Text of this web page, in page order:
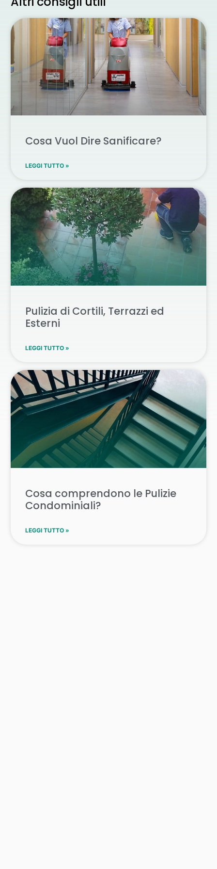
Cosa Vuol Dire Sanificare?
LEGGI TUTTO »
Pulizia di Cortili, Terrazzi ed
Esterni
LEGGI TUTTO »
Cosa comprendono le Pulizie
Condominiali?
LEGGI TUTTO »